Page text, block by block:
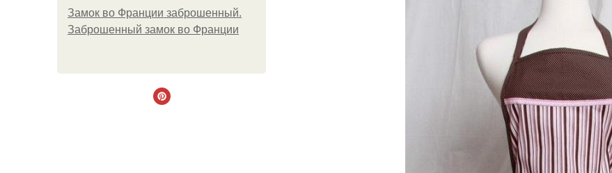
Замок во Франции заброшенный.
Заброшенный замок во Франции